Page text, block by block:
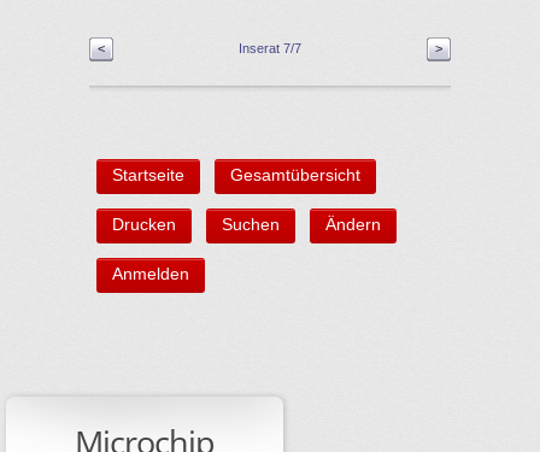
< Inserat 7/7 >
Startseite Gesamtübersicht
Drucken Suchen Ändern
Anmelden
Microchip